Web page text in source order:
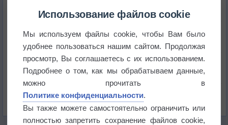
историю
В Центральной России наступают самые жаркие
дни этого лета
Дневная температура воздуха в ОАЭ превысила
+51°
Использование файлов cookie
Мы используем файлы cookie, чтобы Вам было
удобнее пользоваться нашим сайтом. Продолжая
просмотр, Вы соглашаетесь с их использованием.
Подробнее о том, как мы обрабатываем данные,
можно прочитать в
Политике конфиденциальности.
Вы также можете самостоятельно ограничить или
полностью запретить сохранение файлов cookie,